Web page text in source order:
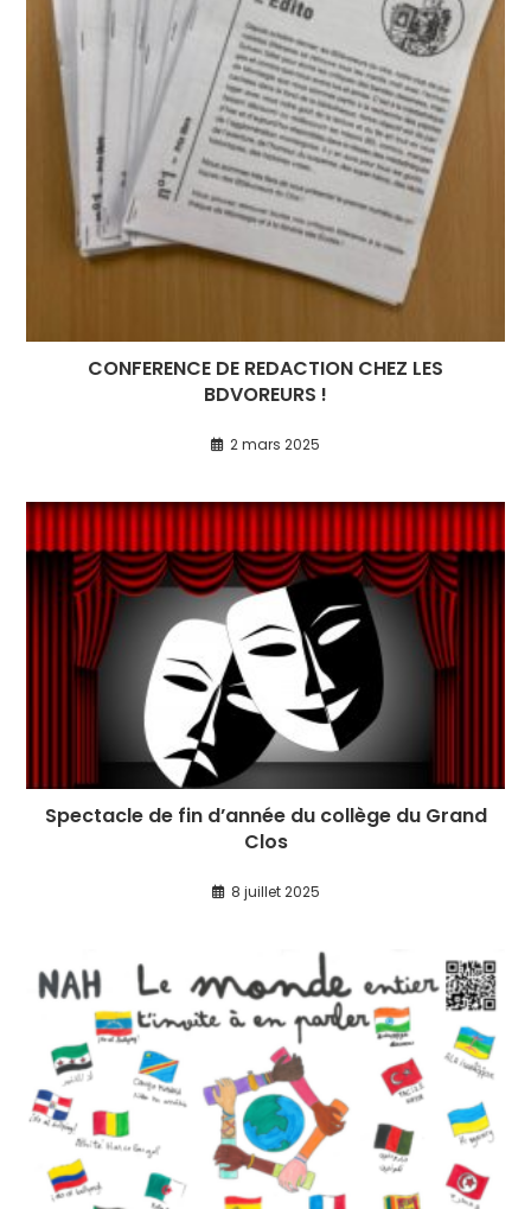
CONFERENCE DE REDACTION CHEZ LES
BDVOREURS !
2 mars 2025
Spectacle de fin d’année du collège du Grand
Clos
8 juillet 2025